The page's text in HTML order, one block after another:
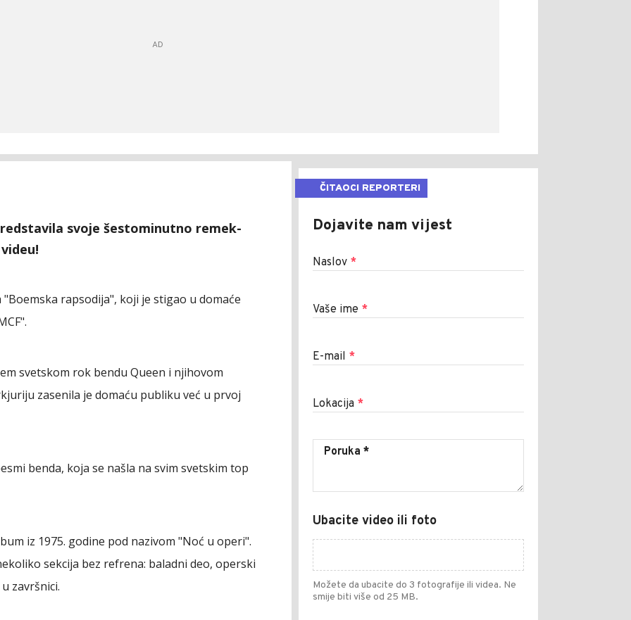
svoje šestominutno remek-
rapsodija", koji je stigao u domaće
svetskom rok bendu Queen i njihovom
zasenila je domaću publiku već u prvoj
benda, koja se našla na svim svetskim top
iz 1975. godine pod nazivom "Noć u operi".
sekcija bez refrena: baladni deo, operski
završnici.
ČITAOCI REPORTERI
Dojavite nam vijest
Naslov *
Vaše ime *
E-mail *
Lokacija *
Ubacite video ili foto
Možete da ubacite do 3 fotografije ili videa. Ne
smije biti više od 25 MB.